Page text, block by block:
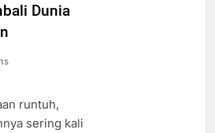
Dunia
runtuh,
sering kali